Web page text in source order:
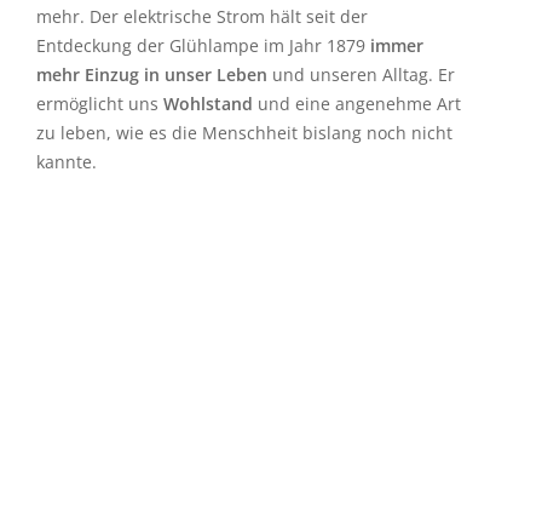
mehr. Der elektrische Strom hält seit der
Entdeckung der Glühlampe im Jahr 1879 immer
mehr Einzug in unser Leben und unseren Alltag. Er
ermöglicht uns Wohlstand und eine angenehme Art
zu leben, wie es die Menschheit bislang noch nicht
kannte.